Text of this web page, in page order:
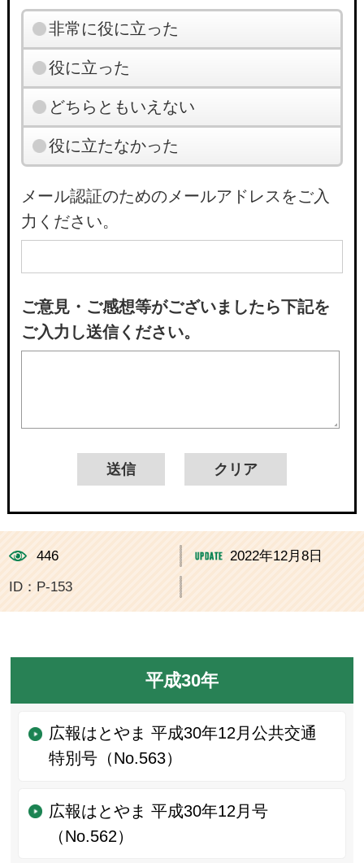
非常に役に立った
役に立った
どちらともいえない
役に立たなかった
メール認証のためのメールアドレスをご入
力ください。
ご意見・ご感想等がございましたら下記を
ご入力し送信ください。
446 2022年12月8日
ID：P-153
平成30年
広報はとやま 平成30年12月公共交通
特別号（No.563）
広報はとやま 平成30年12月号
（No.562）